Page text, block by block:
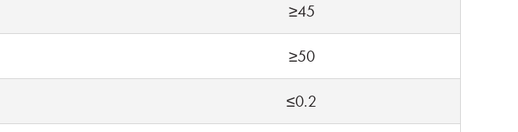
≥45
≥50
≤0.2